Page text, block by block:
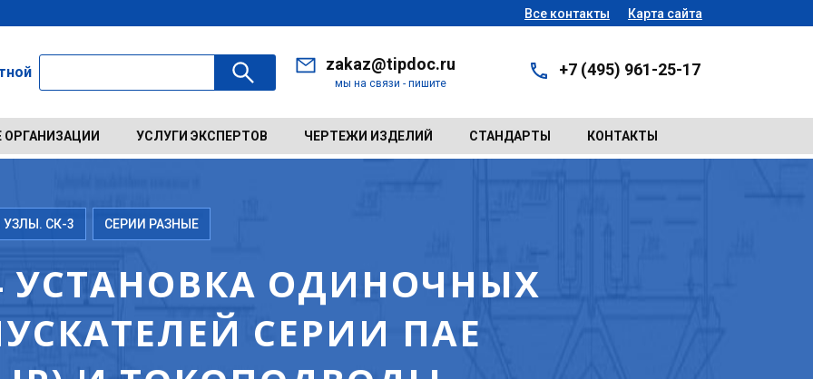
Все контакты Карта сайта
zakaz@tipdoc.ru
мы на связи - пишите
+7 (495) 961-25-17
ОРГАНИЗАЦИИ УСЛУГИ ЭКСПЕРТОВ ЧЕРТЕЖИ ИЗДЕЛИЙ СТАНДАРТЫ КОНТАКТЫ
СК-3 СЕРИИ РАЗНЫЕ
УСТАНОВКА ОДИНОЧНЫХ
СЕРИИ ПАЕ